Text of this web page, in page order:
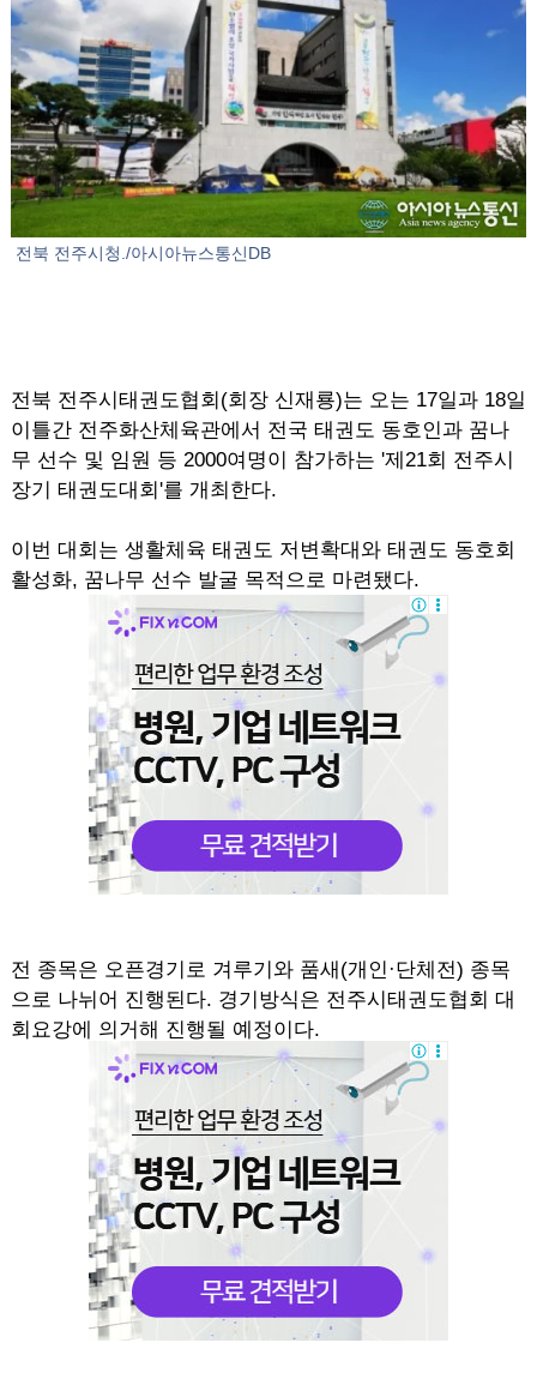
전북 전주시청./아시아뉴스통신DB
전북 전주시태권도협회(회장 신재룡)는 오는 17일과 18일
이틀간 전주화산체육관에서 전국 태권도 동호인과 꿈나
무 선수 및 임원 등 2000여명이 참가하는 '제21회 전주시
장기 태권도대회'를 개최한다.
이번 대회는 생활체육 태권도 저변확대와 태권도 동호회
활성화, 꿈나무 선수 발굴 목적으로 마련됐다.
전 종목은 오픈경기로 겨루기와 품새(개인·단체전) 종목
으로 나뉘어 진행된다. 경기방식은 전주시태권도협회 대
회요강에 의거해 진행될 예정이다.